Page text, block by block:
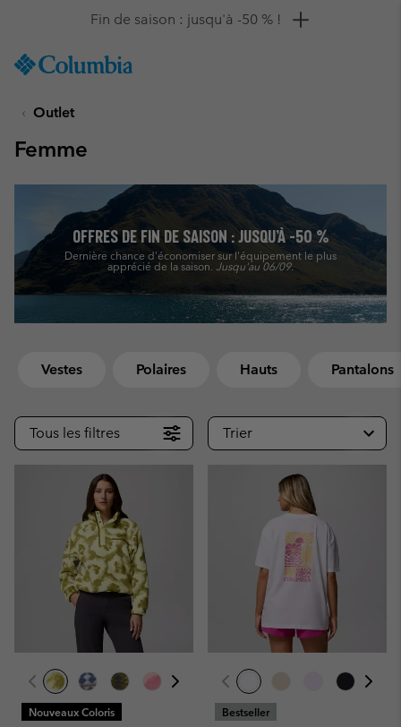
TO
SKIP
MAIN
SEARCH
Remise de 10 % à saisir
Outlet
Femme
OFFRES DE FIN DE SAISON : JUSQU’À -50 %
Dernière chance d'économiser sur l'équipement le plus
apprécié de la saison. Jusqu'au 06/09.
Vestes Polaires Hauts Pantalons
Tous les filtres Trier
Nouveaux Coloris Bestseller